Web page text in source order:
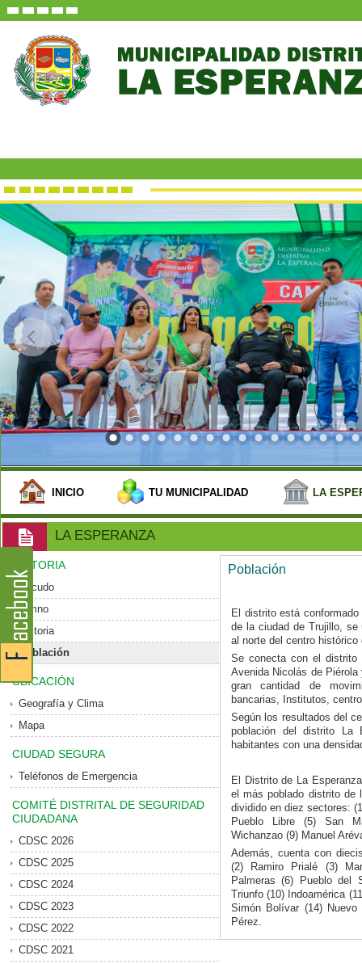
INICIO TU MUNICIPALIDAD LA
LA ESPERANZA
HISTORIA
Escudo
Himno
Historia
Población
UBICACIÓN
Geografía y Clima
Mapa
CIUDAD SEGURA
Teléfonos de Emergencia
COMITÉ DISTRITAL DE SEGURIDAD
CIUDADANA
CDSC 2026
CDSC 2025
CDSC 2024
CDSC 2023
CDSC 2022
CDSC 2021
Población
El distrito está
de la ciudad de Trujillo, se
al norte del centro histórico
Se conecta con el distrito
Avenida Nicolás de
gran cantidad de
bancarias, Institutos,
Según los resultados del
población del distrito La
habitantes con una
El Distrito de La
el más poblado distrito de
dividido en diez sectores:
Pueblo Libre (5) San
Wichanzao (9) Manuel
Además, cuenta con
(2) Ramiro Prialé (3)
Palmeras (6) Pueblo del
Triunfo (10) Indoamérica
Simón Bolívar (14) Nuevo
Pérez.